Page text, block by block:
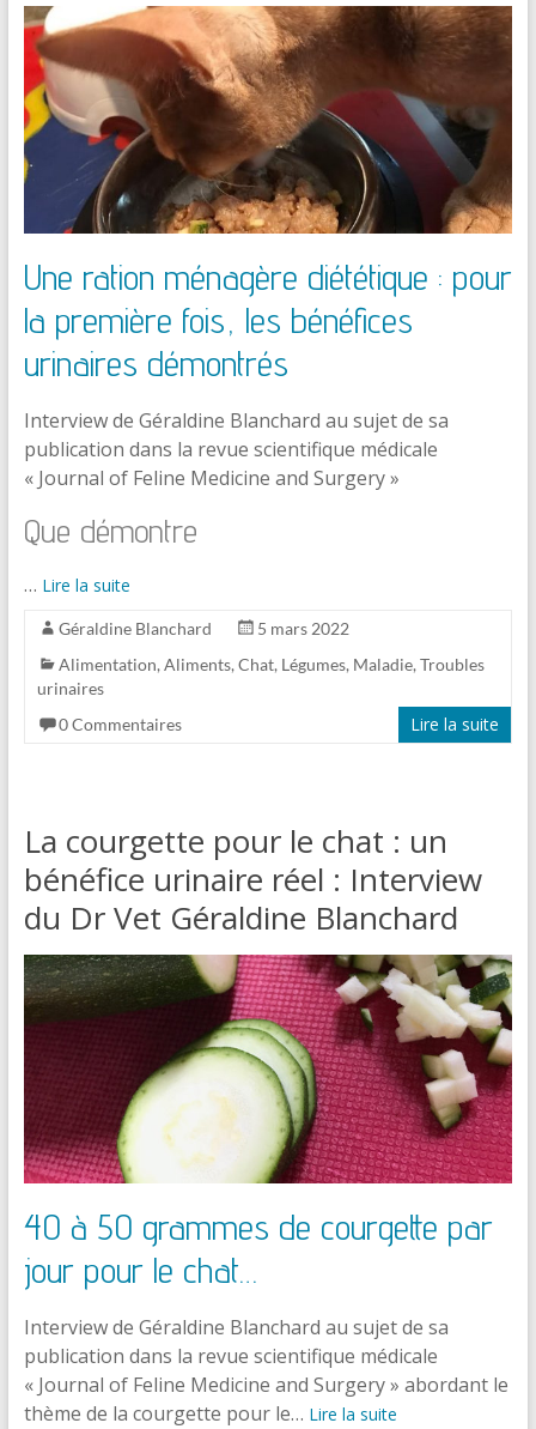
Une ration ménagère diététique : pour
la première fois, les bénéfices
urinaires démontrés
Interview de Géraldine Blanchard au sujet de sa
publication dans la revue scientifique médicale
« Journal of Feline Medicine and Surgery »
Que démontre
… Lire la suite
Géraldine Blanchard
5 mars 2022
Alimentation,Aliments,Chat, Légumes, Maladie,Troubles
urinaires
0 Commentaires
Lire la suite
La courgette pour le chat : un
bénéfice urinaire réel : Interview
du Dr Vet Géraldine Blanchard
40 à 50 grammes de courgette par
jour pour le chat…
Interview de Géraldine Blanchard au sujet de sa
publication dans la revue scientifique médicale
« Journal of Feline Medicine and Surgery » abordant le
thème de la courgette pour le… Lire la suite